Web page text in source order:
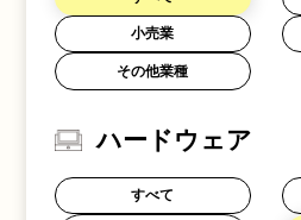
小売業
その他業種
ハードウェア
すべて